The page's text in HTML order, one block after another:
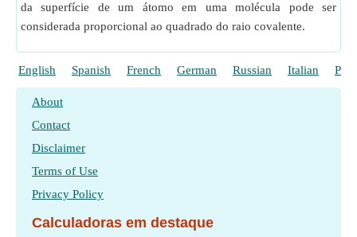
da superfície de um átomo em uma molécula pode ser
considerada proporcional ao quadrado do raio covalente.
English Spanish French German Russian Italian
About
Contact
Disclaimer
Terms of Use
Privacy Policy
Calculadoras em destaque